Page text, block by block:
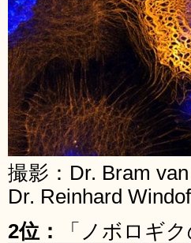
撮影：Dr. Bram
Dr. Reinhard
2位：
「ノボロギ